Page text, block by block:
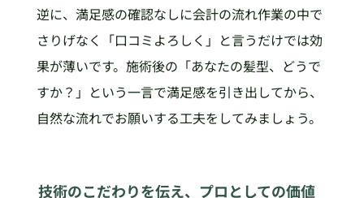
逆に、満足感の確認なしに会計の流れ作業の中で
さりげなく「口コミよろしく」と言うだけでは効
果が薄いです。施術後の「あなたの髪型、どうで
すか？」という一言で満足感を引き出してから、
自然な流れでお願いする工夫をしてみましょう。
技術のこだわりを伝え、プロとしての価値